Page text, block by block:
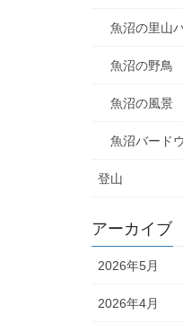
魚沼の里山
魚沼の野鳥
魚沼の風景
魚沼バード
登山
アーカイブ
2026年5月
2026年4月